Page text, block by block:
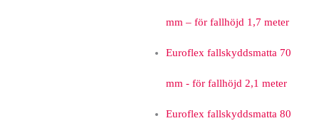
mm – för fallhöjd 1,7 meter
Euroflex fallskyddsmatta 70
mm - för fallhöjd 2,1 meter
Euroflex fallskyddsmatta 80